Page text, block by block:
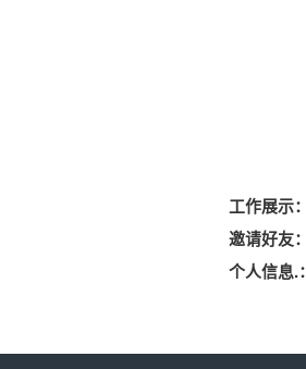
工作展示：
邀请好友：
个人信息.：